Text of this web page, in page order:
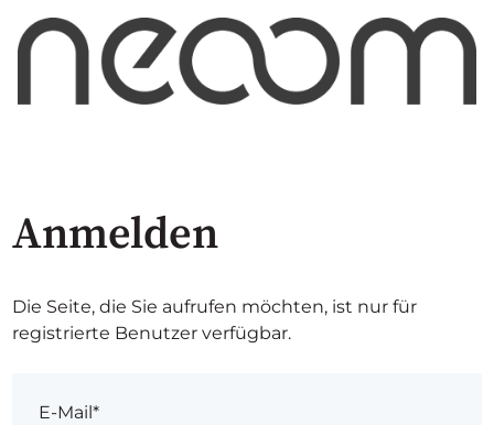
Anmelden
Die Seite, die Sie aufrufen möchten, ist nur für
registrierte Benutzer verfügbar.
E-Mail*